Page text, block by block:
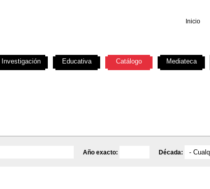
Inicio
Año exacto: Década:
Investigación Educativa Catálogo Mediateca